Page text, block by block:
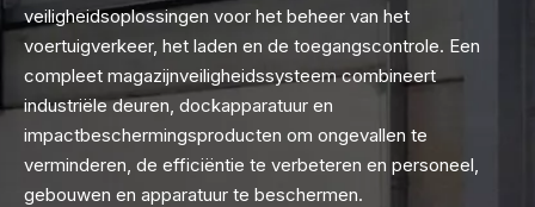
veiligheidsoplossingen voor het beheer van het
voertuigverkeer, het laden en de toegangscontrole. Een
compleet magazijnveiligheidssysteem combineert
industriële deuren, dockapparatuur en
impactbeschermingsproducten om ongevallen te
verminderen, de efficiëntie te verbeteren en personeel,
gebouwen en apparatuur te beschermen.